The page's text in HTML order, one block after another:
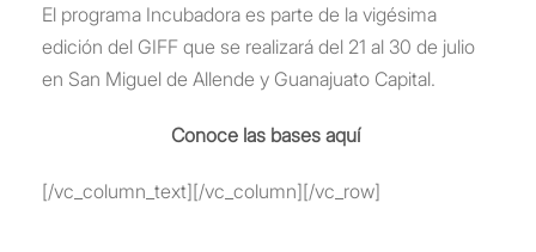
El programa Incubadora es parte de la vigésima
edición del GIFF que se realizará del 21 al 30 de julio
en San Miguel de Allende y Guanajuato Capital.
Conoce las bases aquí
[/vc_column_text][/vc_column][/vc_row]